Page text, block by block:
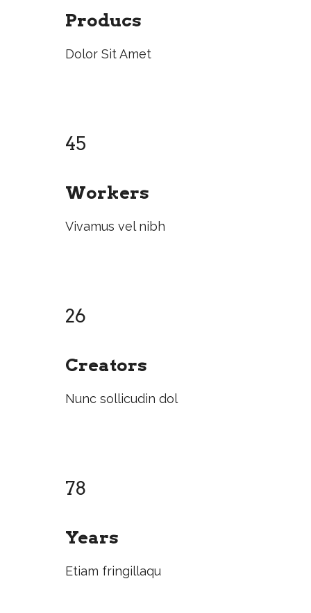
Producs
Dolor Sit Amet
45
Workers
Vivamus vel nibh
26
Creators
Nunc sollicudin dol
78
Years
Etiam fringillaqu